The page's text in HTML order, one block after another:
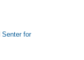
Senter for